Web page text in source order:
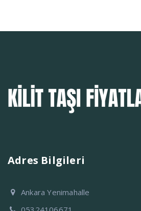
Adres Bilgileri
Ankara Yenimahalle